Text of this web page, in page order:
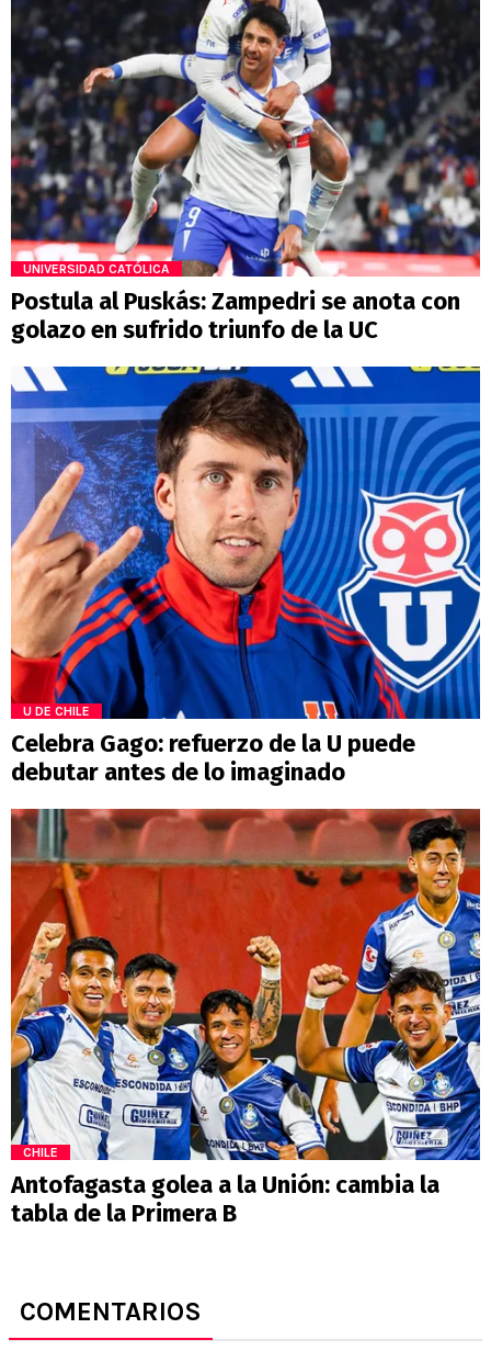
UNIVERSIDAD CATÓLICA
Postula al Puskás: Zampedri se anota con
golazo en sufrido triunfo de la UC
U DE CHILE
Celebra Gago: refuerzo de la U puede
debutar antes de lo imaginado
CHILE
Antofagasta golea a la Unión: cambia la
tabla de la Primera B
COMENTARIOS